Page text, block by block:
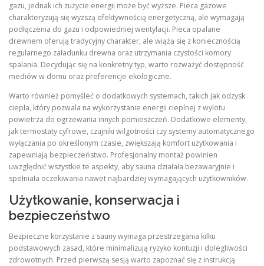
gazu, jednak ich zużycie energii może być wyższe. Pieca gazowe
charakteryzują się wyższą efektywnością energetyczną, ale wymagają
podłączenia do gazu i odpowiedniej wentylacji. Pieca opalane
drewnem oferują tradycyjny charakter, ale wiążą się z koniecznością
regularnego załadunku drewna oraz utrzymania czystości komory
spalania. Decydując się na konkretny typ, warto rozważyć dostępność
mediów w domu oraz preferencje ekologiczne.
Warto również pomyśleć o dodatkowych systemach, takich jak odzysk
ciepła, który pozwala na wykorzystanie energii cieplnej z wylotu
powietrza do ogrzewania innych pomieszczeń. Dodatkowe elementy,
jak termostaty cyfrowe, czujniki wilgotności czy systemy automatycznego
wyłączania po określonym czasie, zwiększają komfort użytkowania i
zapewniają bezpieczeństwo. Profesjonalny montaż powinien
uwzględnić wszystkie te aspekty, aby sauna działała bezawaryjnie i
spełniała oczekiwania nawet najbardziej wymagających użytkowników.
Użytkowanie, konserwacja i
bezpieczeństwo
Bezpieczne korzystanie z sauny wymaga przestrzegania kilku
podstawowych zasad, które minimalizują ryzyko kontuzji i dolegliwości
zdrowotnych. Przed pierwszą sesją warto zapoznać się z instrukcją